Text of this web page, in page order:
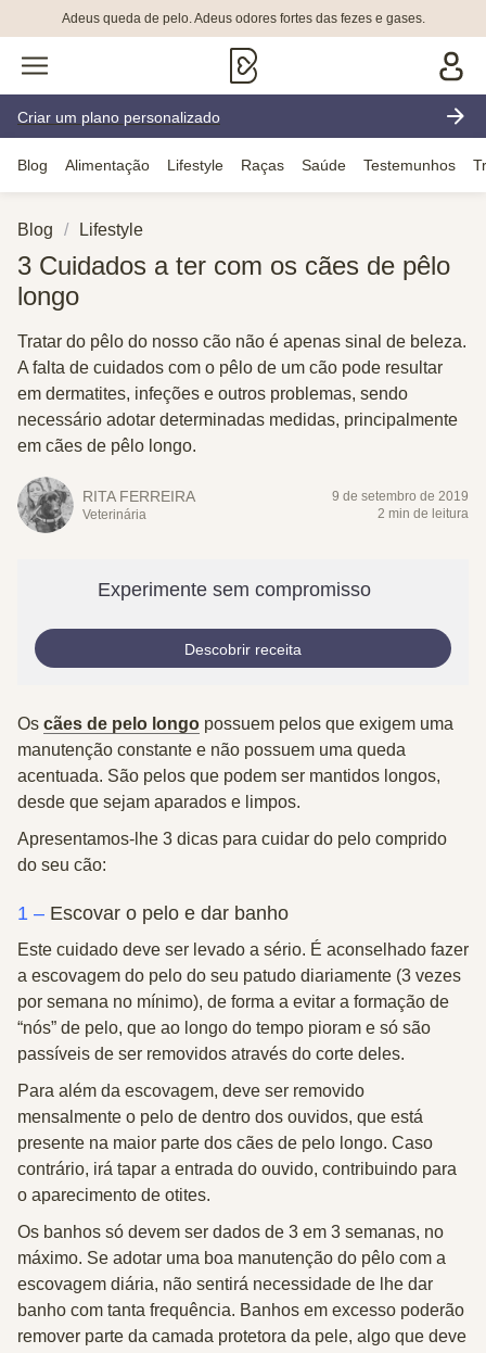
Adeus queda de pelo. Adeus odores fortes das fezes e gases.
Criar um plano personalizado
Blog Alimentação Lifestyle Raças Saúde Testemunhos
Blog Lifestyle
3 Cuidados a ter com os cães de pêlo
longo
Tratar do pêlo do nosso cão não é apenas sinal de beleza.
A falta de cuidados com o pêlo de um cão pode resultar
em dermatites, infeções e outros problemas, sendo
necessário adotar determinadas medidas, principalmente
em cães de pêlo longo.
RITA FERREIRA
Veterinária
9 de setembro de 2019
2 min de leitura
Experimente sem compromisso
Descobrir receita
Os cães de pelo longo possuem pelos que exigem uma
manutenção constante e não possuem uma queda
acentuada. São pelos que podem ser mantidos longos,
desde que sejam aparados e limpos.
Apresentamos-lhe 3 dicas para cuidar do pelo comprido
do seu cão:
1 – Escovar o pelo e dar banho
Este cuidado deve ser levado a sério. É aconselhado fazer
a escovagem do pelo do seu patudo diariamente (3 vezes
por semana no mínimo), de forma a evitar a formação de
“nós” de pelo, que ao longo do tempo pioram e só são
passíveis de ser removidos através do corte deles.
Para além da escovagem, deve ser removido
mensalmente o pelo de dentro dos ouvidos, que está
presente na maior parte dos cães de pelo longo. Caso
contrário, irá tapar a entrada do ouvido, contribuindo para
o aparecimento de otites.
Os banhos só devem ser dados de 3 em 3 semanas, no
máximo. Se adotar uma boa manutenção do pêlo com a
escovagem diária, não sentirá necessidade de lhe dar
banho com tanta frequência. Banhos em excesso poderão
remover parte da camada protetora da pele, algo que deve